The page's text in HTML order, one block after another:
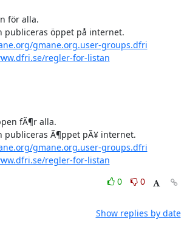
för alla.
publiceras öppet på internet.
gmane.org.user-groups.dfri
regler-for-listan
fÃ¶r alla.
publiceras Ã¶ppet pÃ¥ internet.
gmane.org.user-groups.dfri
regler-for-listan
0
0
Show replies by date